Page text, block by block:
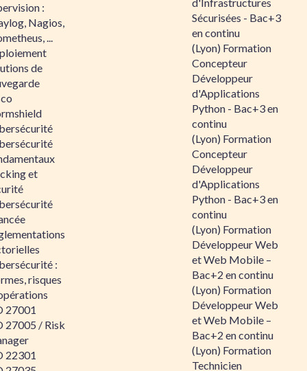
:
Nagios,
...
de
et
:
risques
27001
27005 / Risk
22301
Sécurisées - Bac+3
en continu
(Lyon) Formation
Concepteur
Développeur
d'Applications
Python - Bac+3 en
continu
(Lyon) Formation
Concepteur
Développeur
d'Applications
Python - Bac+3 en
continu
(Lyon) Formation
Développeur Web
et Web Mobile –
Bac+2 en continu
(Lyon) Formation
Développeur Web
et Web Mobile –
Bac+2 en continu
(Lyon) Formation
Technicien